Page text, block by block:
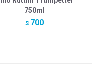
750ml
$ 700